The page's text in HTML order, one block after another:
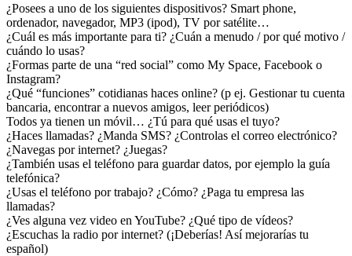
¿Posees a uno de los siguientes dispositivos? Smart phone,
ordenador, navegador, MP3 (ipod), TV por satélite…
¿Cuál es más importante para ti? ¿Cuán a menudo / por qué motivo /
cuándo lo usas?
¿Formas parte de una “red social” como My Space, Facebook o
Instagram?
¿Qué “funciones” cotidianas haces online? (p ej. Gestionar tu cuenta
bancaria, encontrar a nuevos amigos, leer periódicos)
Todos ya tienen un móvil… ¿Tú para qué usas el tuyo?
¿Haces llamadas? ¿Manda SMS? ¿Controlas el correo electrónico?
¿Navegas por internet? ¿Juegas?
¿También usas el teléfono para guardar datos, por ejemplo la guía
telefónica?
¿Usas el teléfono por trabajo? ¿Cómo? ¿Paga tu empresa las
llamadas?
¿Ves alguna vez video en YouTube? ¿Qué tipo de vídeos?
¿Escuchas la radio por internet? (¡Deberías! Así mejorarías tu
español)